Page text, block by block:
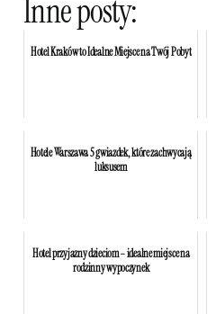
Inne posty:
Hotel Kraków to Idealne Miejsce na Twój Pobyt
Hotele Warszawa 5 gwiazdek, które zachwycają
luksusem
Hotel przyjazny dzieciom – idealne miejsce na
rodzinny wypoczynek